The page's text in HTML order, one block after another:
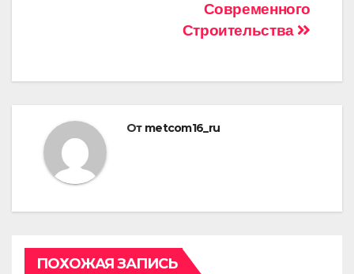
Современного
Строительства
От metcom16_ru
ПОХОЖАЯ ЗАПИСЬ